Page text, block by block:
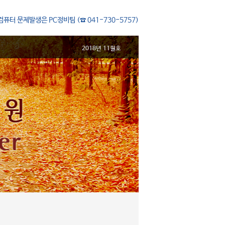
퓨터 문제발생은 PC정비팀 (☎ 041-730-5757)
2018년 11월호